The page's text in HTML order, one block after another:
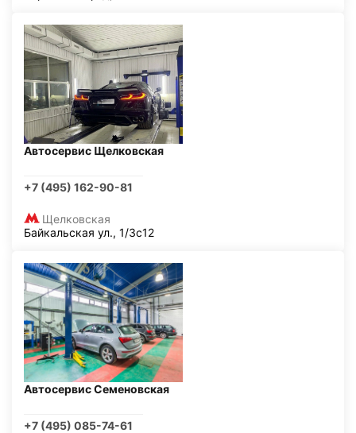
Автосервис Щелковская
+7 (495) 162-90-81
Щелковская
Байкальская ул., 1/3с12
Автосервис Семеновская
+7 (495) 085-74-61